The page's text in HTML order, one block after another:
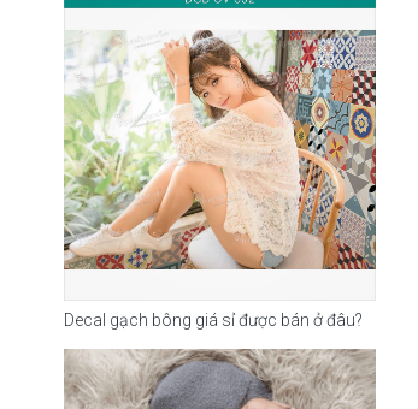
Decal gạch bông giá sỉ được bán ở đâu?